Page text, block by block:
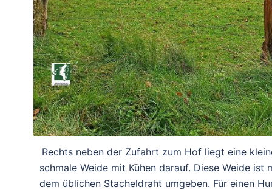
Rechts neben der Zufahrt zum Hof liegt eine
schmale Weide mit Kühen darauf. Diese Weide ist
dem üblichen Stacheldraht umgeben. Für einen